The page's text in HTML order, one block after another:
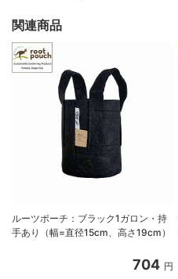
関連商品
ルーツポーチ：ブラック1ガロン・持
手あり（幅=直径15cm、高さ19cm）
704 円